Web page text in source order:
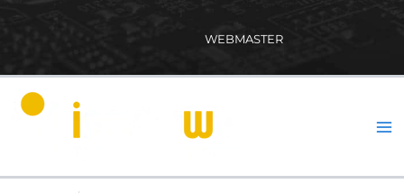
WEBMASTER